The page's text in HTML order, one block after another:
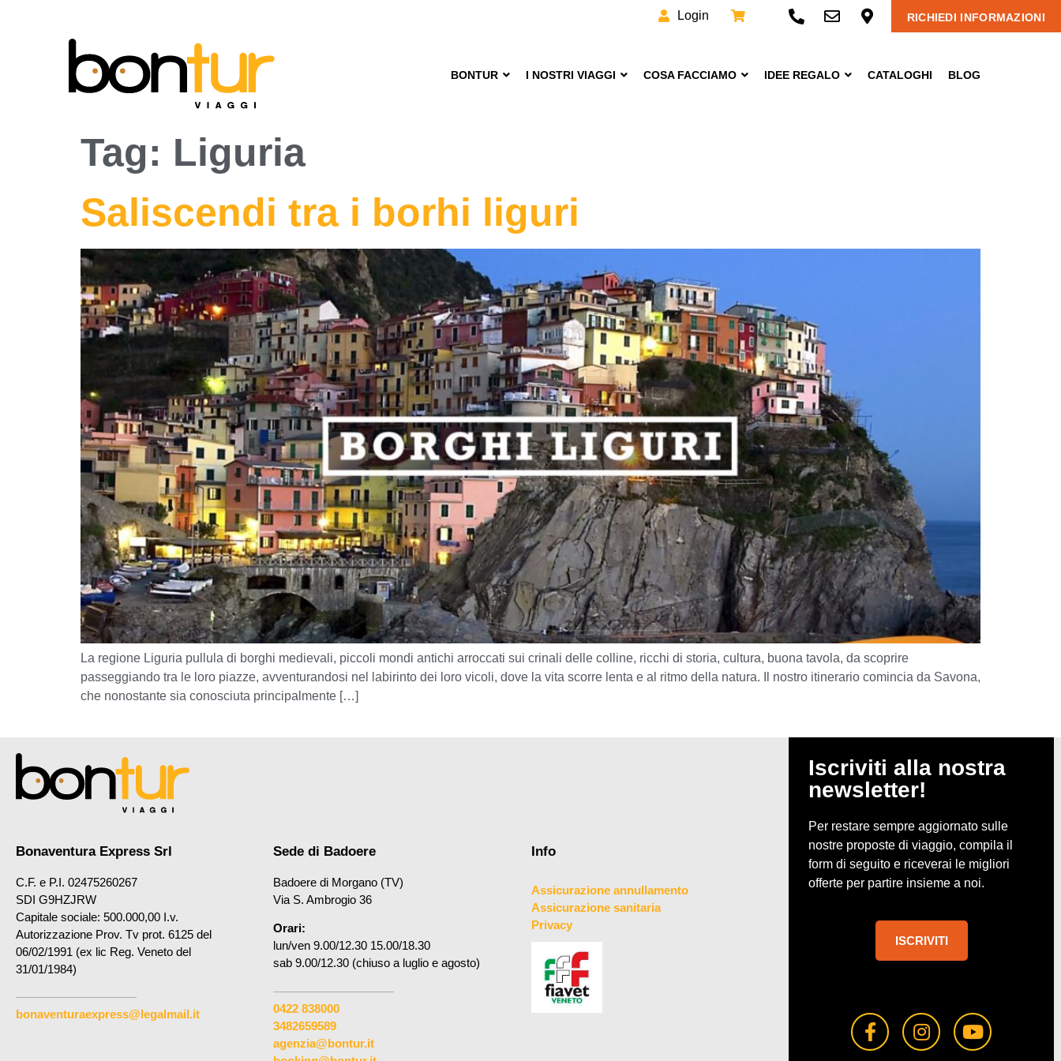
Login RICHIEDI INFORMAZIONI
BONTUR I NOSTRI VIAGGI COSA FACCIAMO IDEE REGALO CATALOGHI BLOG
Tag: Liguria
Saliscendi tra i borhi liguri
La regione Liguria pullula di borghi medievali, piccoli mondi antichi arroccati sui crinali delle colline, ricchi di storia, cultura, buona tavola, da scoprire
passeggiando tra le loro piazze, avventurandosi nel labirinto dei loro vicoli, dove la vita scorre lenta e al ritmo della natura. Il nostro itinerario comincia da Savona,
che nonostante sia conosciuta principalmente […]
Bonaventura Express Srl
C.F. e P.I. 02475260267
SDI G9HZJRW
Capitale sociale: 500.000,00 I.v.
Autorizzazione Prov. Tv prot. 6125 del
06/02/1991 (ex lic Reg. Veneto del
31/01/1984)
bonaventuraexpress@legalmail.it
Sede di Badoere
Badoere di Morgano (TV)
Via S. Ambrogio 36
Orari:
lun/ven 9.00/12.30 15.00/18.30
sab 9.00/12.30 (chiuso a luglio e agosto)
0422 838000
3482659589
agenzia@bontur.it
Info
Assicurazione annullamento
Assicurazione sanitaria
Privacy
Iscriviti alla nostra
newsletter!
Per restare sempre aggiornato sulle
nostre proposte di viaggio, compila il
form di seguito e riceverai le migliori
offerte per partire insieme a noi.
ISCRIVITI